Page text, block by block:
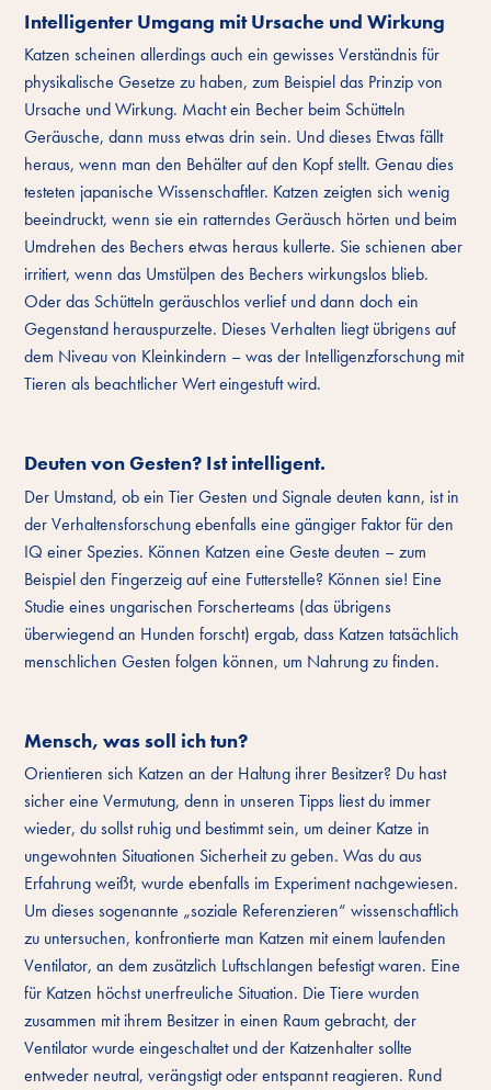
Intelligenter Umgang mit Ursache und Wirkung
Katzen scheinen allerdings auch ein gewisses Verständnis für
physikalische Gesetze zu haben, zum Beispiel das Prinzip von
Ursache und Wirkung. Macht ein Becher beim Schütteln
Geräusche, dann muss etwas drin sein. Und dieses Etwas fällt
heraus, wenn man den Behälter auf den Kopf stellt. Genau dies
testeten japanische Wissenschaftler. Katzen zeigten sich wenig
beeindruckt, wenn sie ein ratterndes Geräusch hörten und beim
Umdrehen des Bechers etwas heraus kullerte. Sie schienen aber
irritiert, wenn das Umstülpen des Bechers wirkungslos blieb.
Oder das Schütteln geräuschlos verlief und dann doch ein
Gegenstand herauspurzelte. Dieses Verhalten liegt übrigens auf
dem Niveau von Kleinkindern – was der Intelligenzforschung mit
Tieren als beachtlicher Wert eingestuft wird.
Deuten von Gesten? Ist intelligent.
Der Umstand, ob ein Tier Gesten und Signale deuten kann, ist in
der Verhaltensforschung ebenfalls eine gängiger Faktor für den
IQ einer Spezies. Können Katzen eine Geste deuten – zum
Beispiel den Fingerzeig auf eine Futterstelle? Können sie! Eine
Studie eines ungarischen Forscherteams (das übrigens
überwiegend an Hunden forscht) ergab, dass Katzen tatsächlich
menschlichen Gesten folgen können, um Nahrung zu finden.
Mensch, was soll ich tun?
Orientieren sich Katzen an der Haltung ihrer Besitzer? Du hast
sicher eine Vermutung, denn in unseren Tipps liest du immer
wieder, du sollst ruhig und bestimmt sein, um deiner Katze in
ungewohnten Situationen Sicherheit zu geben. Was du aus
Erfahrung weißt, wurde ebenfalls im Experiment nachgewiesen.
Um dieses sogenannte „soziale Referenzieren“ wissenschaftlich
zu untersuchen, konfrontierte man Katzen mit einem laufenden
Ventilator, an dem zusätzlich Luftschlangen befestigt waren. Eine
für Katzen höchst unerfreuliche Situation. Die Tiere wurden
zusammen mit ihrem Besitzer in einen Raum gebracht, der
Ventilator wurde eingeschaltet und der Katzenhalter sollte
entweder neutral, verängstigt oder entspannt reagieren. Rund